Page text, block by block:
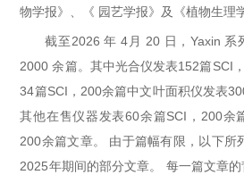
物学报》、《 园艺学报》及《植物生理
截至2026 年 4月 20 日，Yaxin 系
2000 余篇。其中光合仪发表152篇SCI
34篇SCI，200余篇中文叶面积仪发表
其他在售仪器发表60余篇SCI，200余
200余篇文章。 由于篇幅有限，以下所
2025年期间的部分文章。 每一篇文章